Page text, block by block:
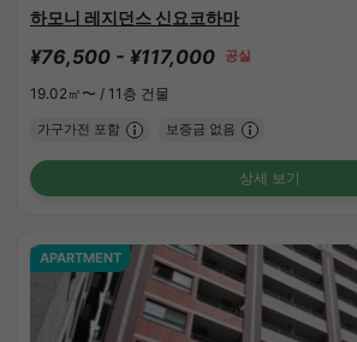
하모니 레지던스 신요코하마
¥76,500 - ¥117,000 공실
19.02㎡〜 / 11층 건물
가구가전 포함 보증금 없음
상세 보기
APARTMENT